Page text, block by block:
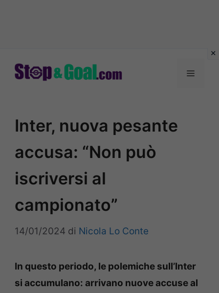
Menu
Inter, nuova pesante
accusa: “Non può
iscriversi al
campionato”
14/01/2024 di Nicola Lo Conte
In questo periodo, le polemiche sull’Inter
si accumulano: arrivano nuove accuse al